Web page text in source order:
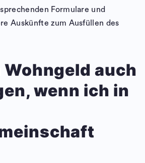
Formulare und
Auskünfte zum Ausfüllen des
Wohngeld auch
wenn ich in